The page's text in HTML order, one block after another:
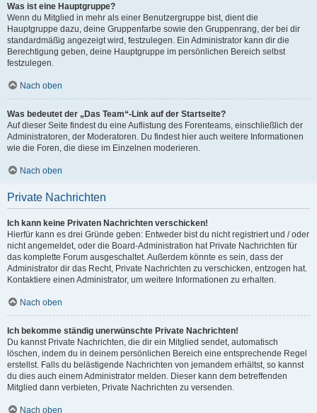
Was ist eine Hauptgruppe?
Wenn du Mitglied in mehr als einer Benutzergruppe bist, dient die
Hauptgruppe dazu, deine Gruppenfarbe sowie den Gruppenrang, der bei dir
standardmäßig angezeigt wird, festzulegen. Ein Administrator kann dir die
Berechtigung geben, deine Hauptgruppe im persönlichen Bereich selbst
festzulegen.
Nach oben
Was bedeutet der „Das Team“-Link auf der Startseite?
Auf dieser Seite findest du eine Auflistung des Forenteams, einschließlich der
Administratoren, der Moderatoren. Du findest hier auch weitere Informationen
wie die Foren, die diese im Einzelnen moderieren.
Nach oben
Private Nachrichten
Ich kann keine Privaten Nachrichten verschicken!
Hierfür kann es drei Gründe geben: Entweder bist du nicht registriert und / oder
nicht angemeldet, oder die Board-Administration hat Private Nachrichten für
das komplette Forum ausgeschaltet. Außerdem könnte es sein, dass der
Administrator dir das Recht, Private Nachrichten zu verschicken, entzogen hat.
Kontaktiere einen Administrator, um weitere Informationen zu erhalten.
Nach oben
Ich bekomme ständig unerwünschte Private Nachrichten!
Du kannst Private Nachrichten, die dir ein Mitglied sendet, automatisch
löschen, indem du in deinem persönlichen Bereich eine entsprechende Regel
erstellst. Falls du belästigende Nachrichten von jemandem erhältst, so kannst
du dies auch einem Administrator melden. Dieser kann dem betreffenden
Mitglied dann verbieten, Private Nachrichten zu versenden.
Nach oben